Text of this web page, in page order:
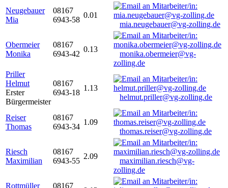
Neugebauer
Mia
08167
6943-58
0.01
mia.neugebauer@vg-zolling.de
Obermeier
Monika
08167
6943-42
0.13
monika.obermeier@vg-
zolling.de
Priller
Helmut
Erster
Bürgermeister
08167
6943-18
1.13
helmut.priller@vg-zolling.de
Reiser
Thomas
08167
6943-34
1.09
thomas.reiser@vg-zolling.de
Riesch
Maximilian
08167
6943-55
2.09
maximilian.riesch@vg-
zolling.de
Rottmüller
08167